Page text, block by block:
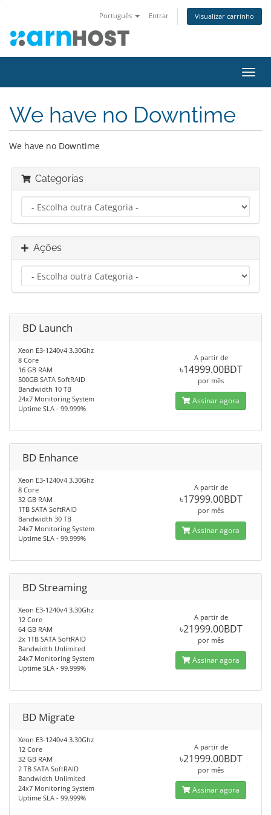
Português Entrar Visualizar carrinho
We have no Downtime
We have no Downtime
Categorias
Ações
BD Launch
Xeon E3-1240v4 3.30Ghz
8 Core
16 GB RAM
500GB SATA SoftRAID
Bandwidth 10 TB
24x7 Monitoring System
Uptime SLA - 99.999%
A partir de
৳14999.00BDT
por mês
Assinar agora
BD Enhance
Xeon E3-1240v4 3.30Ghz
8 Core
32 GB RAM
1TB SATA SoftRAID
Bandwidth 30 TB
24x7 Monitoring System
Uptime SLA - 99.999%
A partir de
৳17999.00BDT
por mês
Assinar agora
BD Streaming
Xeon E3-1240v4 3.30Ghz
12 Core
64 GB RAM
2x 1TB SATA SoftRAID
Bandwidth Unlimited
24x7 Monitoring System
Uptime SLA - 99.999%
A partir de
৳21999.00BDT
por mês
Assinar agora
BD Migrate
Xeon E3-1240v4 3.30Ghz
12 Core
32 GB RAM
2 TB SATA SoftRAID
Bandwidth Unlimited
24x7 Monitoring System
Uptime SLA - 99.999%
A partir de
৳21999.00BDT
por mês
Assinar agora